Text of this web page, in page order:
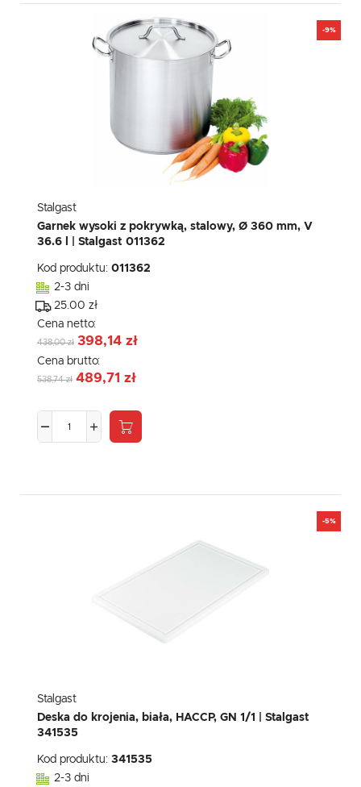
-9%
Stalgast
Garnek wysoki z pokrywką, stalowy, Ø 360 mm, V
36.6 l | Stalgast 011362
Kod produktu: 011362
2-3 dni
25.00 zł
Cena netto:
438,00 zł 398,14 zł
Cena brutto:
538,74 zł 489,71 zł
-5%
Stalgast
Deska do krojenia, biała, HACCP, GN 1/1 | Stalgast
341535
Kod produktu: 341535
2-3 dni